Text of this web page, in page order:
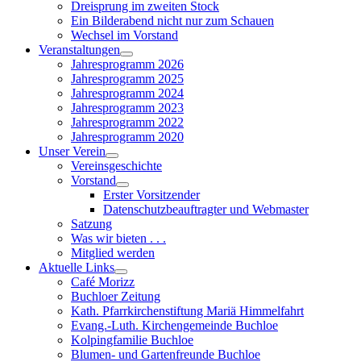
Dreisprung im zweiten Stock
Ein Bilderabend nicht nur zum Schauen
Wechsel im Vorstand
Veranstaltungen
Show
sub
menu
Jahresprogramm 2026
Jahresprogramm 2025
Jahresprogramm 2024
Jahresprogramm 2023
Jahresprogramm 2022
Jahresprogramm 2020
Unser Verein
Show
sub
menu
Vereinsgeschichte
Vorstand
Show
sub
menu
Erster Vorsitzender
Datenschutzbeauftragter und Webmaster
Satzung
Was wir bieten . . .
Mitglied werden
Aktuelle Links
Show
sub
menu
Café Morizz
Buchloer Zeitung
Kath. Pfarrkirchenstiftung Mariä Himmelfahrt
Evang.-Luth. Kirchengemeinde Buchloe
Kolpingfamilie Buchloe
Blumen- und Gartenfreunde Buchloe